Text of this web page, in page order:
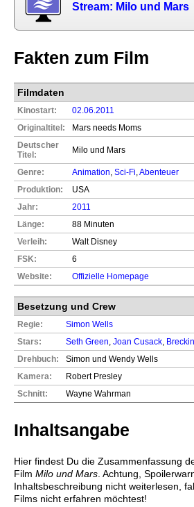
Stream: Milo und Mars
Fakten zum Film
Filmdaten
Kinostart:
02.06.2011
Originaltitel:
Mars needs Moms
Deutscher
Titel:
Milo und Mars
Genre: Animation, Sci-Fi,Abenteuer
Produktion:
USA
Jahr:
2011
Länge:
88 Minuten
Verleih:
Walt Disney
FSK:
6
Website:
Offizielle Homepage
Besetzung und Crew
Regie:
Simon Wells
Stars:
Seth Green, Joan Cusack,
Drehbuch:
Simon und Wendy Wells
Kamera:
Robert Presley
Schnitt:
Wayne Wahrman
Inhaltsangabe
Hier findest Du die Zusammenfassung
Film Milo und Mars . Achtung,
Inhaltsbeschreibung nicht weiterlesen,
Films nicht erfahren möchtest!